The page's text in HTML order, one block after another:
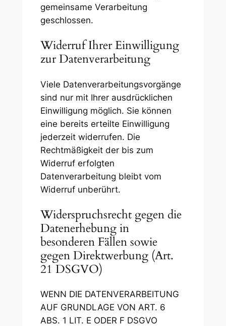
gemeinsame Verarbeitung
geschlossen.
Widerruf Ihrer Einwilligung
zur Datenverarbeitung
Viele Datenverarbeitungsvorgänge
sind nur mit Ihrer ausdrücklichen
Einwilligung möglich. Sie können
eine bereits erteilte Einwilligung
jederzeit widerrufen. Die
Rechtmäßigkeit der bis zum
Widerruf erfolgten
Datenverarbeitung bleibt vom
Widerruf unberührt.
Widerspruchsrecht gegen die
Datenerhebung in
besonderen Fällen sowie
gegen Direktwerbung (Art.
21 DSGVO)
WENN DIE DATENVERARBEITUNG
AUF GRUNDLAGE VON ART. 6
ABS. 1 LIT. E ODER F DSGVO